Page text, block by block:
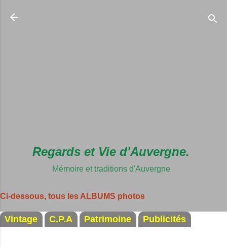
Accéder
Regards et Vie d'Auvergne.
Mémoire et traditions d'Auvergne
Ci-dessous, tous les ALBUMS photos
Vintage C.P.A Patrimoine Publicités